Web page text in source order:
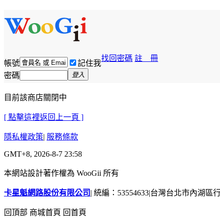
帳號 記住我
找回密碼 註 冊
密碼 登入
目前該商店關閉中
[ 點擊這裡返回上一頁 ]
隱私權政策| 服務條款
GMT+8, 2026-8-7 23:58
本網站設計著作權為 WooGii 所有
卡星魁網路股份有限公司 | 統編：53554633|台灣台北市內湖區
回頂部 商城首頁 回首頁